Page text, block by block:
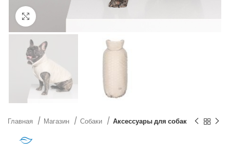
Нажмите, чтобы увеличить
Главная Магазин Собаки Аксессуары для собак